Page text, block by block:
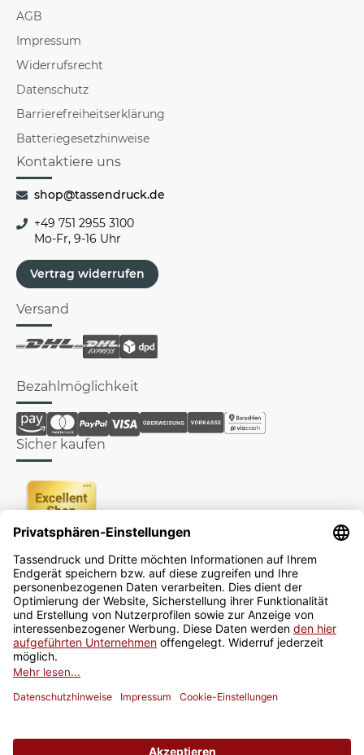
AGB
Impressum
Widerrufsrecht
Datenschutz
Barrierefreiheitserklärung
Batteriegesetzhinweise
Kontaktiere uns
shop@tassendruck.de
+49 751 2955 3100
Mo-Fr, 9-16 Uhr
Vertrag widerrufen
Versand
Bezahlmöglichkeit
Sicher kaufen
Newsletter